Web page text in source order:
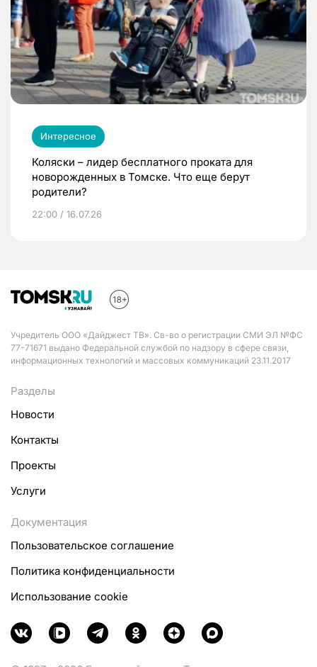
Интересное
Коляски – лидер бесплатного проката для
новорожденных в Томске. Что еще берут
родители?
22:00 / 16.07.26
Учредитель ООО «Дайджест ТВ». Св-во о регистрации СМИ ЭЛ №ФС
77-71671 выдано Федеральной службой по надзору в сфере связи,
информационных технологий и массовых коммуникаций 23.11.2017
Разделы
Новости
Контакты
Проекты
Услуги
Документация
Пользовательское соглашение
Политика конфиденциальности
Использование cookie